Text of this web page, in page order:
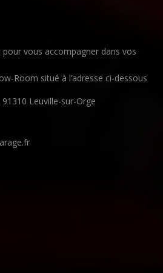
vous accompagner dans vos
Room situé à l’adresse ci-dessous
Leuville-sur-Orge